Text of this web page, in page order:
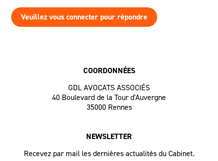
Veuillez vous connecter pour répondre
COORDONNÉES
GDL AVOCATS ASSOCIÉS
40 Boulevard de la Tour d'Auvergne
35000 Rennes
NEWSLETTER
Recevez par mail les dernières actualités du Cabinet.